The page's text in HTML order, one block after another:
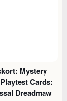
Mystery
Cards:
Dreadmaw